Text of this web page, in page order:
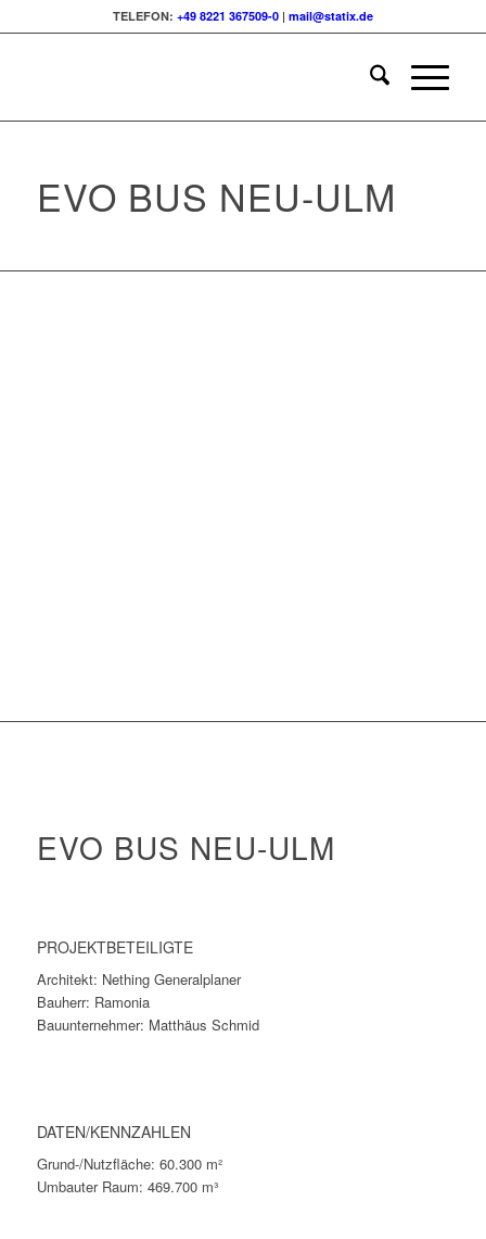
TELEFON: +49 8221 367509-0| mail@statix.de
EVO BUS NEU-ULM
EVO BUS NEU-ULM
PROJEKTBETEILIGTE
Architekt: Nething Generalplaner
Bauherr: Ramonia
Bauunternehmer: Matthäus Schmid
DATEN/KENNZAHLEN
Grund-/Nutzfläche: 60.300 m²
Umbauter Raum: 469.700 m³